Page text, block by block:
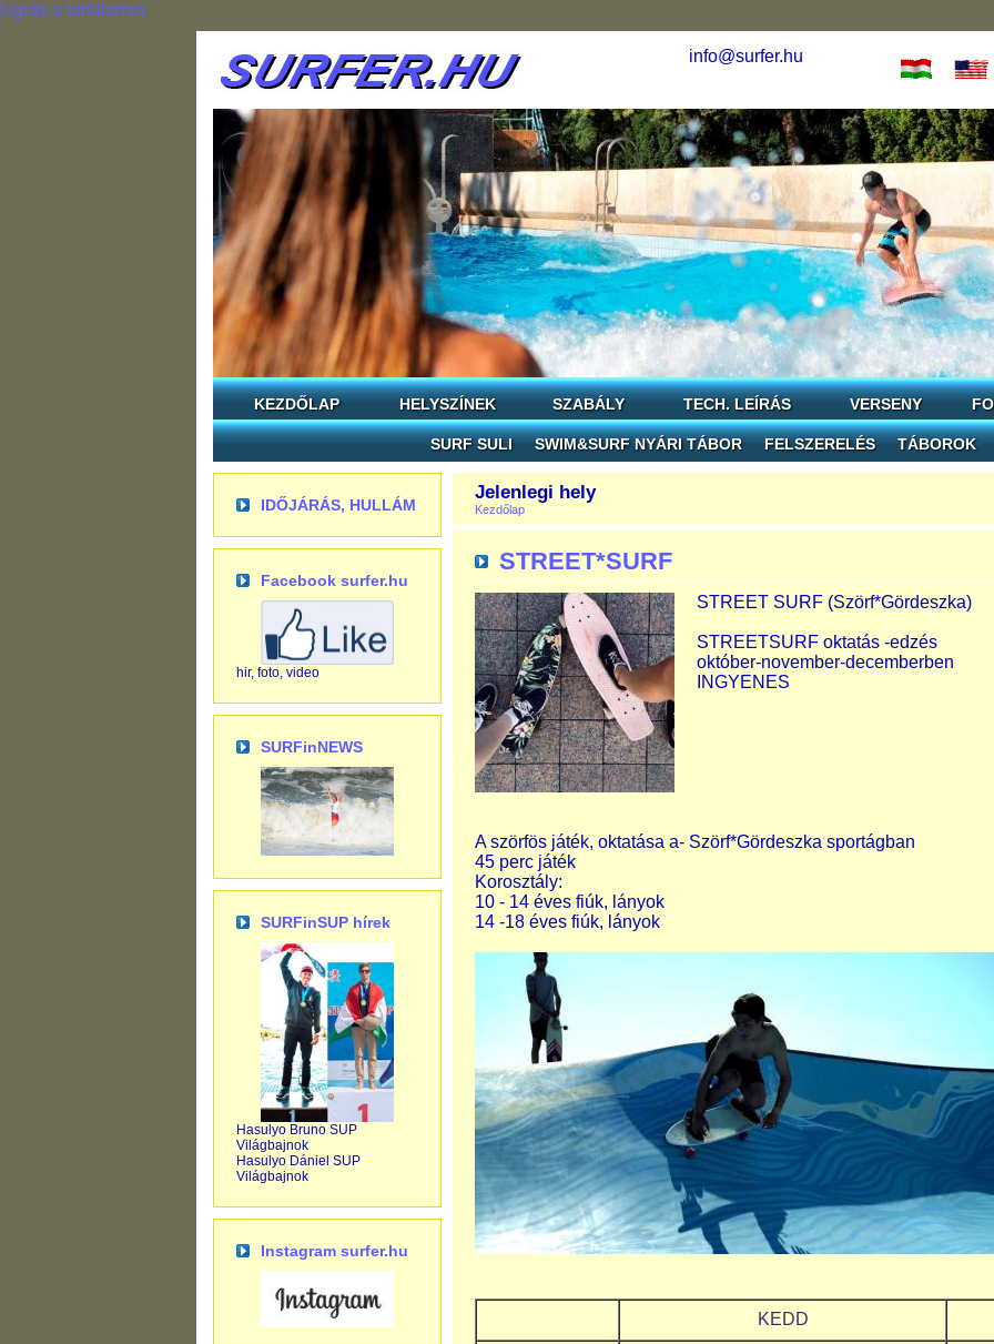
Ugrás a tartalomra
info@surfer.hu
KEZDŐLAP HELYSZÍNEK SZABÁLY TECH. LEÍRÁS VERSENY
SURF SULI SWIM&SURF NYÁRI TÁBOR FELSZERELÉS TÁBOROK
IDŐJÁRÁS, HULLÁM
Facebook surfer.hu
hir, foto, video
SURFinNEWS
SURFinSUP hírek
Hasulyo Bruno SUP
Világbajnok
Hasulyo Dániel SUP
Világbajnok
Instagram surfer.hu
Jelenlegi hely
Kezdőlap
STREET*SURF
STREET SURF (Szörf*Gördeszka)
STREETSURF oktatás -edzés
október-november-decemberben
INGYENES
A szörfös játék, oktatása a- Szörf*Gördeszka sportágban
45 perc játék
Korosztály:
10 - 14 éves fiúk, lányok
14 -18 éves fiúk, lányok
KEDD